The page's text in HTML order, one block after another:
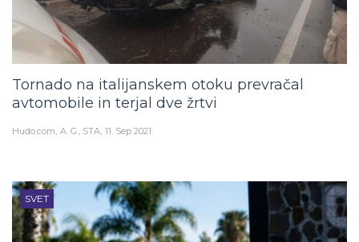
Tornado na italijanskem otoku prevračal
avtomobile in terjal dve žrtvi
Hudo.com A. G., STA 11. Sep 2021
SVET